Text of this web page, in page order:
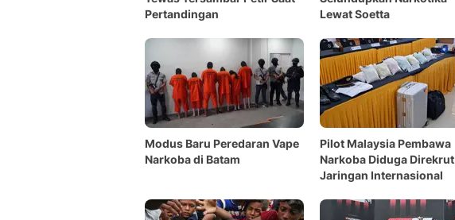
Pertandingan
Lewat Soetta
Modus Baru Peredaran Vape
Narkoba di Batam
Pilot Malaysia Pembawa
Narkoba Diduga Direkrut
Jaringan Internasional